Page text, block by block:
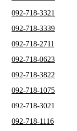
092-718-3321
092-718-3339
092-718-2711
092-718-0623
092-718-3822
092-718-1075
092-718-3021
092-718-1116